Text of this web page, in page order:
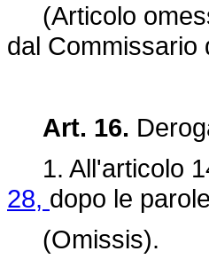
(Articolo
dal Commissario
Art. 16.
1. All'articolo
28, dopo le
(Omissis).